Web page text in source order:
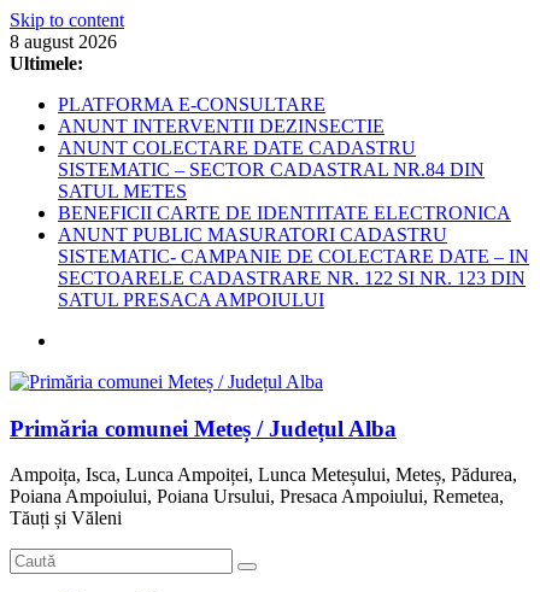
Skip to content
8 august 2026
Ultimele:
PLATFORMA E-CONSULTARE
ANUNT INTERVENTII DEZINSECTIE
ANUNT COLECTARE DATE CADASTRU
SISTEMATIC – SECTOR CADASTRAL NR.84 DIN
SATUL METES
BENEFICII CARTE DE IDENTITATE ELECTRONICA
ANUNT PUBLIC MASURATORI CADASTRU
SISTEMATIC- CAMPANIE DE COLECTARE DATE – IN
SECTOARELE CADASTRARE NR. 122 SI NR. 123 DIN
SATUL PRESACA AMPOIULUI
Primăria comunei Meteș / Județul Alba
Ampoița, Isca, Lunca Ampoiței, Lunca Meteșului, Meteș, Pădurea,
Poiana Ampoiului, Poiana Ursului, Presaca Ampoiului, Remetea,
Tăuți și Văleni